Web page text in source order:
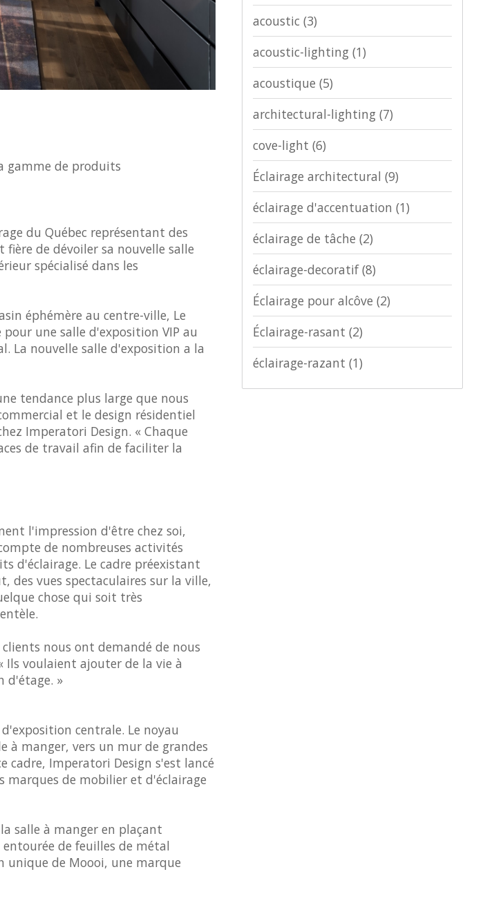
gamme de produits
du Québec représentant des
de dévoiler sa nouvelle salle
spécialisé dans les
éphémère au centre-ville, Le
une salle d'exposition VIP au
La nouvelle salle d'exposition a la
tendance plus large que nous
et le design résidentiel
Imperatori Design. « Chaque
de travail afin de faciliter la
l'impression d'être chez soi,
de nombreuses activités
d'éclairage. Le cadre préexistant
des vues spectaculaires sur la ville,
chose qui soit très
nous ont demandé de nous
Ils voulaient ajouter de la vie à
d'étage. »
centrale. Le noyau
à manger, vers un mur de grandes
cadre, Imperatori Design s'est lancé
marques de mobilier et d'éclairage
salle à manger en plaçant
de feuilles de métal
unique de Moooi, une marque
acoustic (3)
acoustic-lighting (1)
acoustique (5)
architectural-lighting (7)
cove-light (6)
Éclairage architectural (9)
éclairage d'accentuation (1)
éclairage de tâche (2)
éclairage-decoratif(8)
Éclairage pour alcôve (2)
Éclairage-rasant (2)
éclairage-razant (1)